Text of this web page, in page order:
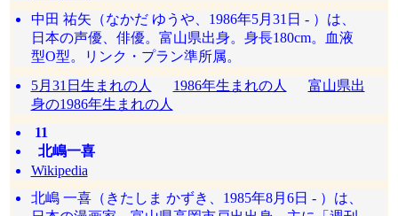
中田 祐矢（なかだ ゆうや、1986年5月31日 - ）は、
日本の声優、俳優。富山県出身。身長180cm。血液
型O型。リンク・プラン準所属。
5月31日生まれの人
1986年生まれの人
富山県出
身の1986年生まれの人
11
北嶋一喜
Wikipedia
北嶋 一喜（きたしま かずき、1985年8月6日 - ）は、